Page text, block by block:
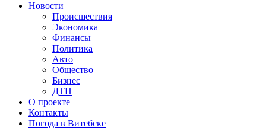
Новости
Происшествия
Экономика
Финансы
Политика
Авто
Общество
Бизнес
ДТП
О проекте
Контакты
Погода в Витебске